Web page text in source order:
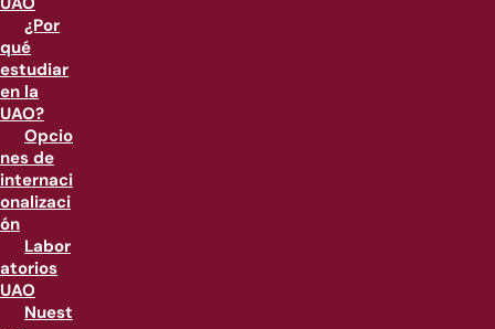
¿Por
qué
estudiar
en la
UAO?
Opcio
nes de
internaci
onalizaci
ón
Labor
atorios
UAO
Nuest